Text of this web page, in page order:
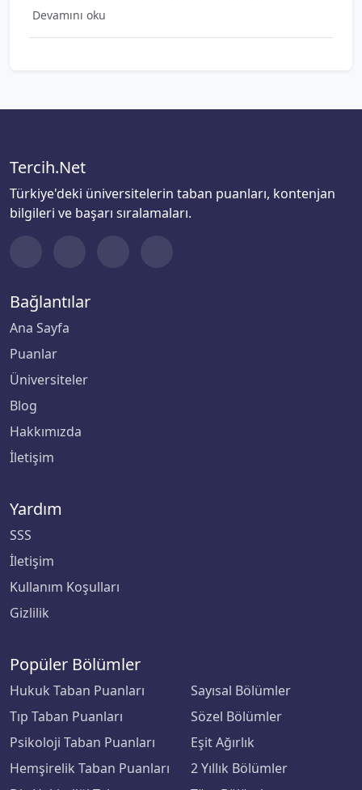
Devamını oku
Tercih.Net
Türkiye'deki üniversitelerin taban puanları, kontenjan
bilgileri ve başarı sıralamaları.
Bağlantılar
Ana Sayfa
Puanlar
Üniversiteler
Blog
Hakkımızda
İletişim
Yardım
SSS
İletişim
Kullanım Koşulları
Gizlilik
Popüler Bölümler
Hukuk Taban Puanları
Tıp Taban Puanları
Psikoloji Taban Puanları
Hemşirelik Taban Puanları
Sayısal Bölümler
Sözel Bölümler
Eşit Ağırlık
2 Yıllık Bölümler